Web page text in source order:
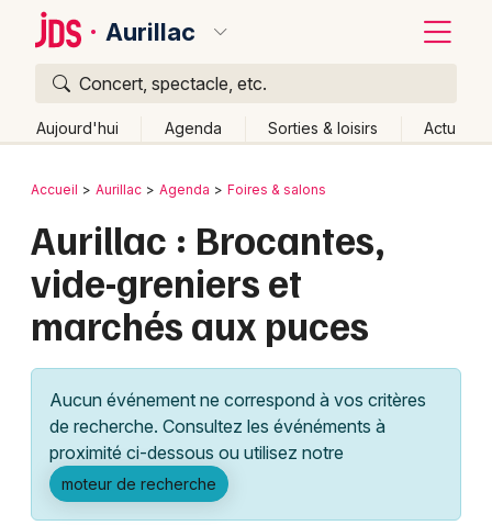
Aurillac
Concert, spectacle, etc.
Aujourd'hui Agenda Sorties & loisirs Actu
Publier un événement
Grands événements
Manifestations
Foires & salons
Bordeaux
Colmar
Lille
Lyon
Marseille
Mulhouse
Montpellier
Retour
Accueil Aurillac Agenda Foires & salons
Aurillac : Brocantes,
vide-greniers et
marchés aux puces
Aucun événement ne correspond à vos critères
de recherche. Consultez les événéments à
proximité ci-dessous ou utilisez notre
moteur de recherche
Quoi ?
Où ?
Près de moi
Changer de lieu
Quand ?
Aujourd'hui
Demain Ce week-end Autre